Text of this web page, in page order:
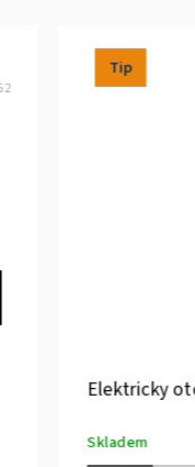
Elektricky
Skladem